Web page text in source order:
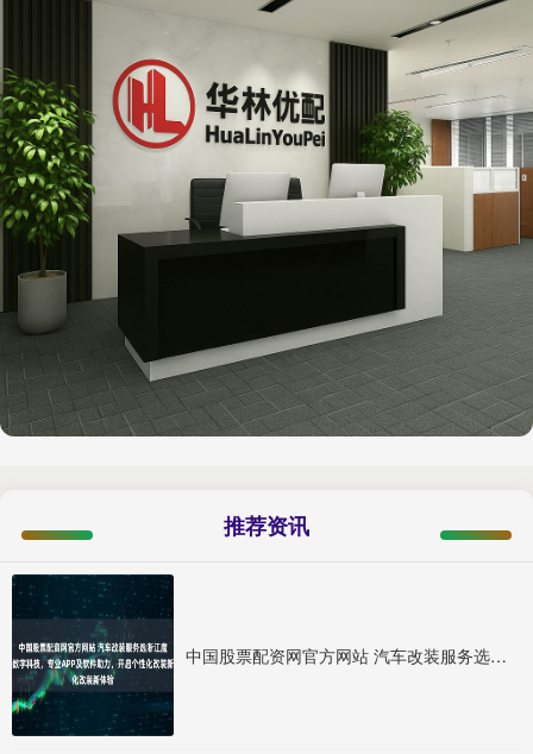
推荐资讯
中国股票配资网官方网站 汽车改装服务选浙江魔瑞通数字科技，专业APP及软件助力，开启个性化改装新体验